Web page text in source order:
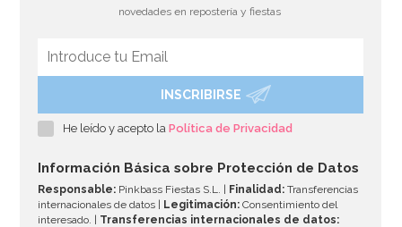
novedades en repostería y fiestas
INSCRIBIRSE
He leído y acepto laPolítica de Privacidad
Información Básica sobre Protección de Datos
Responsable: Pinkbass Fiestas S.L. | Finalidad: Transferencias
internacionales de datos |
Legitimación: Consentimiento del
interesado. | Transferencias internacionales de datos: